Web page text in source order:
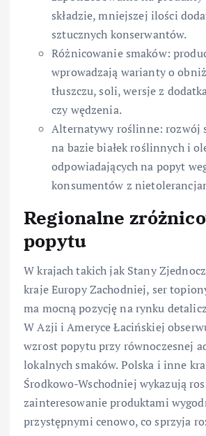
składzie, mniejszej ilości
sztucznych konserwantów.
Różnicowanie smaków:
wprowadzają warianty o
tłuszczu, soli, wersje z
czy wędzenia.
Alternatywy roślinne: rozwój
na bazie białek roślinnych i
odpowiadających na popyt
konsumentów z
Regionalne
popytu
W krajach takich jak Stany
kraje Europy Zachodniej, ser
ma mocną pozycję na rynku
W Azji i Ameryce Łacińskiej
wzrost popytu przy równoczesnej
lokalnych smaków. Polska i inne
Środkowo-Wschodniej wykazują
zainteresowanie produktami
przystępnymi cenowo, co sprzyja